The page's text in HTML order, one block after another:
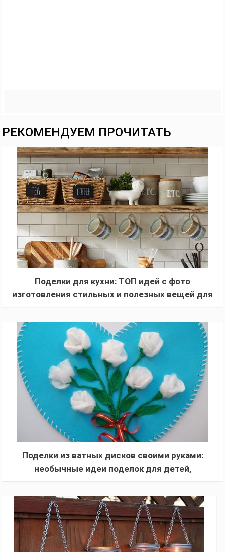
РЕКОМЕНДУЕМ ПРОЧИТАТЬ
Поделки для кухни: ТОП идей с фото
изготовления стильных и полезных вещей для
начинающих)
Поделки из ватных дисков своими руками:
необычные идеи поделок для детей,